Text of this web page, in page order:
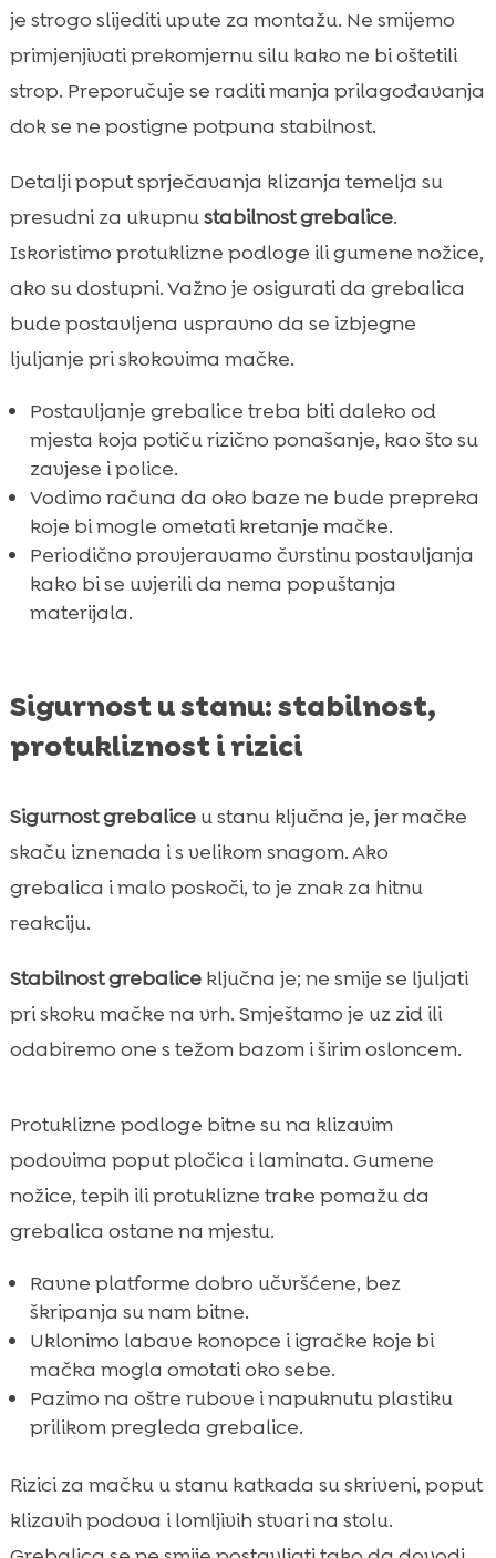
je strogo slijediti upute za montažu. Ne smijemo
primjenjivati prekomjernu silu kako ne bi oštetili
strop. Preporučuje se raditi manja prilagođavanja
dok se ne postigne potpuna stabilnost.
Detalji poput sprječavanja klizanja temelja su
presudni za ukupnustabilnost grebalice.
Iskoristimo protuklizne podloge ili gumene nožice,
ako su dostupni. Važno je osigurati da grebalica
bude postavljena uspravno da se izbjegne
ljuljanje pri skokovima mačke.
Postavljanje grebalice treba biti daleko od
mjesta koja potiču rizično ponašanje, kao što su
zavjese i police.
Vodimo računa da oko baze ne bude prepreka
koje bi mogle ometati kretanje mačke.
Periodično provjeravamo čvrstinu postavljanja
kako bi se uvjerili da nema popuštanja
materijala.
Sigurnost u stanu: stabilnost,
protukliznost i rizici
Sigurnost grebaliceu stanu ključna je, jer mačke
skaču iznenada i s velikom snagom. Ako
grebalica i malo poskoči, to je znak za hitnu
reakciju.
Stabilnost grebaliceključna je; ne smije se ljuljati
pri skoku mačke na vrh. Smještamo je uz zid ili
odabiremo one s težom bazom i širim osloncem.
Protuklizne podloge bitne su na klizavim
podovima poput pločica i laminata. Gumene
nožice, tepih ili protuklizne trake pomažu da
grebalica ostane na mjestu.
Ravne platforme dobro učvršćene, bez
škripanja su nam bitne.
Uklonimo labave konopce i igračke koje bi
mačka mogla omotati oko sebe.
Pazimo na oštre rubove i napuknutu plastiku
prilikom pregleda grebalice.
Rizici za mačku u stanu katkada su skriveni, poput
klizavih podova i lomljivih stvari na stolu.